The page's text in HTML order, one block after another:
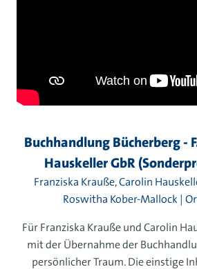
Buchhandlung Bücherberg -
Hauskeller GbR
Franziska Krauße, Carolin
Roswitha Kober-Mallock |
Für Franziska Krauße und Carolin
mit der Übernahme der
persönlicher Traum. Die einstige